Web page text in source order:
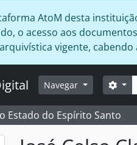
AtoM desta
o acesso aos
arquivística vigente,
Navegar
Estado do Espírito Santo